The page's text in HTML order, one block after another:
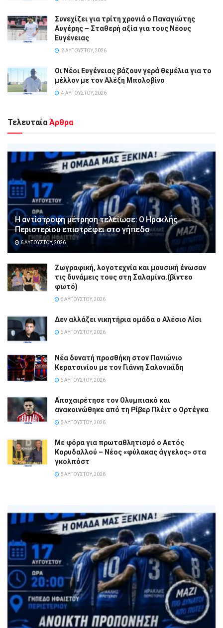
Συνεχίζει για τρίτη χρονιά ο Παναγιώτης
Αυγέρης – Σταθερή αξία για τους Νέους
Ευγένειας
2 ΑΥΓΟΎΣΤΟΥ, 2026
Οι Νέοι Ευγένειας βάζουν γερά θεμέλια για το
μέλλον με τον Αλέξη Μπολοβίνο
4 ΑΥΓΟΎΣΤΟΥ, 2026
Τελευταία Άρθρα
Η αντίστροφη μέτρηση τελείωσε: Ο Ηρακλής
Περιστερίου επιστρέφει στο γήπεδο
6 ΑΥΓΟΎΣΤΟΥ, 2026
Ζωγραφική, λογοτεχνία και μουσική ένωσαν
τις δυνάμεις τους στη Σαλαμίνα.(βίντεο
φωτό)
6 ΑΥΓΟΎΣΤΟΥ, 2026
Δεν αλλάζει νικητήρια ομάδα ο Αλέσιο Λίσι
6 ΑΥΓΟΎΣΤΟΥ, 2026
Νέα δυνατή προσθήκη στον Πανιώνιο
Κερατσινίου με τον Γιάννη Σαλονικίδη
6 ΑΥΓΟΎΣΤΟΥ, 2026
Αποχαιρέτησε τον Ολυμπιακό και
ανακοινώθηκε από τη Ρίβερ Πλέιτ ο Ορτέγκα
6 ΑΥΓΟΎΣΤΟΥ, 2026
Με φόρα για πρωταθλητισμό ο Αετός
Κορυδαλλού – Νέος «φύλακας άγγελος» στα
γκολπόστ
6 ΑΥΓΟΎΣΤΟΥ, 2026